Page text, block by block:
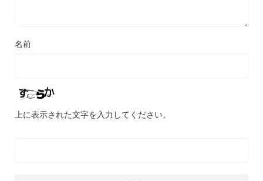
名前
上に表示された文字を入力してください。